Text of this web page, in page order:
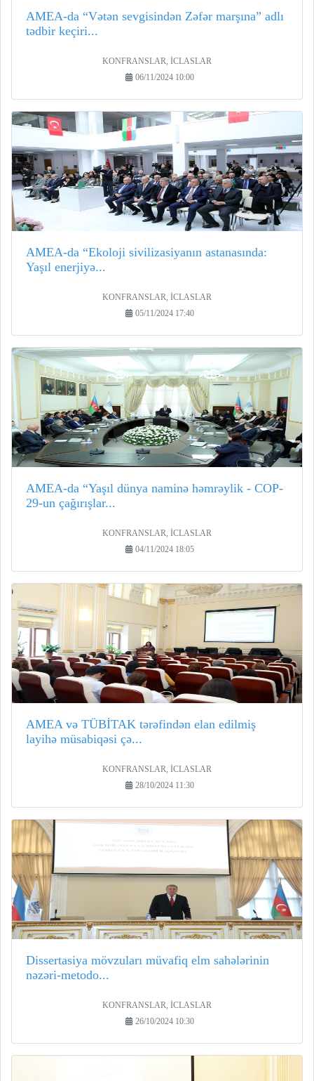
AMEA-da “Vətən sevgisindən Zəfər marşına” adlı
tədbir keçiri...
KONFRANSLAR, İCLASLAR
06/11/2024 10:00
AMEA-da “Ekoloji sivilizasiyanın astanasında:
Yaşıl enerjiyə...
KONFRANSLAR, İCLASLAR
05/11/2024 17:40
AMEA-da “Yaşıl dünya naminə həmrəylik - COP-
29-un çağırışlar...
KONFRANSLAR, İCLASLAR
04/11/2024 18:05
AMEA və TÜBİTAK tərəfindən elan edilmiş
layihə müsabiqəsi çə...
KONFRANSLAR, İCLASLAR
28/10/2024 11:30
Dissertasiya mövzuları müvafiq elm sahələrinin
nəzəri-metodo...
KONFRANSLAR, İCLASLAR
26/10/2024 10:30